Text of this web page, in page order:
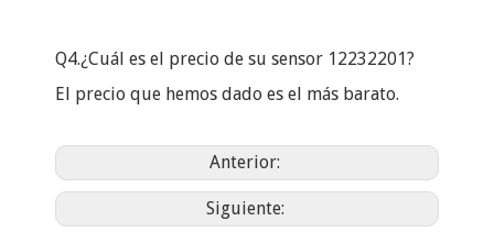
Q4.¿Cuál es el precio de su sensor 12232201?
El precio que hemos dado es el más barato.
Anterior:
Siguiente: